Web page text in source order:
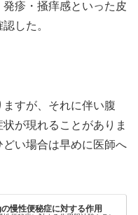
疹・掻痒感といった皮
した。
すが、それに伴い腹
が現れることがありま
い場合は早めに医師へ
慢性便秘症に対する作用